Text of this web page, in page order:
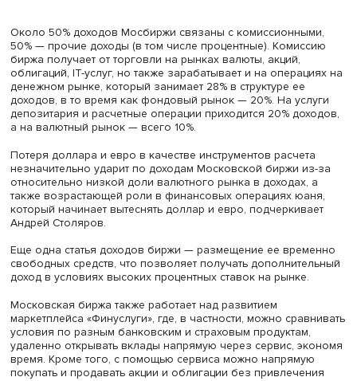
Фото: iStock
Около 50% доходов Мосбиржи связаны с
50% — прочие доходы (в том числе процентные).
биржа получает от торговли на рынках валюты, акций,
облигаций, IT-услуг, но также зарабатывает и на
денежном рынке, который занимает 28% в структуре ее